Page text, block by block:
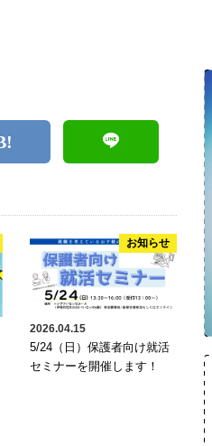
お知らせ
2026.04.15
5/24（日）保護者向け就活
セミナーを開催します！